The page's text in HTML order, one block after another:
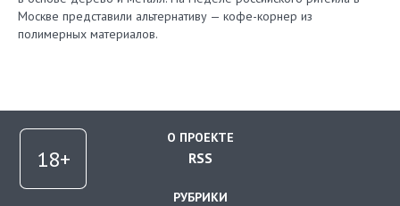
Москве представили альтернативу — кофе-корнер из
полимерных материалов.
О ПРОЕКТЕ
RSS
РУБРИКИ